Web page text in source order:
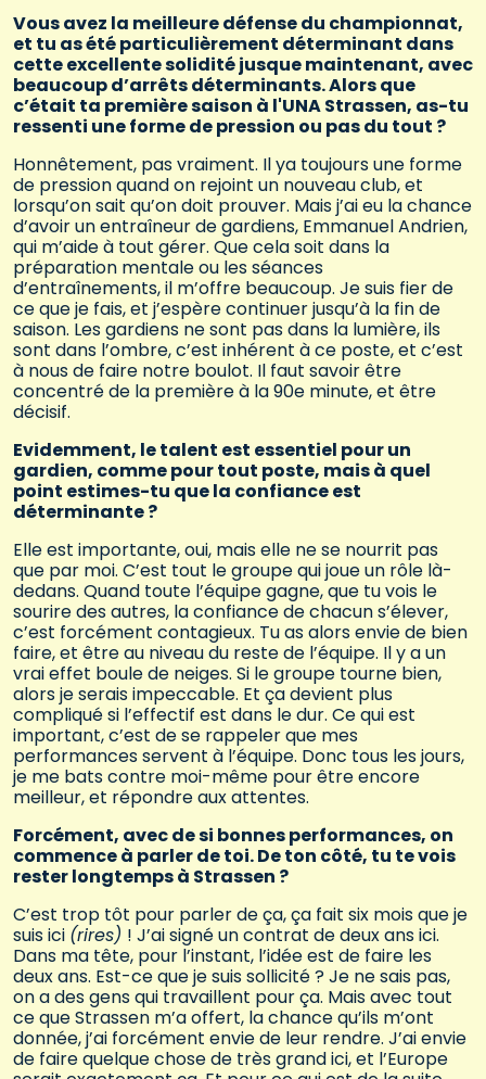
Vous avez la meilleure défense du championnat,
et tu as été particulièrement déterminant dans
cette excellente solidité jusque maintenant, avec
beaucoup d’arrêts déterminants. Alors que
c’était ta première saison à l'UNA Strassen, as-tu
ressenti une forme de pression ou pas du tout ?
Honnêtement, pas vraiment. Il ya toujours une forme
de pression quand on rejoint un nouveau club, et
lorsqu’on sait qu’on doit prouver. Mais j’ai eu la chance
d’avoir un entraîneur de gardiens, Emmanuel Andrien,
qui m’aide à tout gérer. Que cela soit dans la
préparation mentale ou les séances
d’entraînements, il m’offre beaucoup. Je suis fier de
ce que je fais, et j’espère continuer jusqu’à la fin de
saison. Les gardiens ne sont pas dans la lumière, ils
sont dans l’ombre, c’est inhérent à ce poste, et c’est
à nous de faire notre boulot. Il faut savoir être
concentré de la première à la 90e minute, et être
décisif.
Evidemment, le talent est essentiel pour un
gardien, comme pour tout poste, mais à quel
point estimes-tu que la confiance est
déterminante ?
Elle est importante, oui, mais elle ne se nourrit pas
que par moi. C’est tout le groupe qui joue un rôle là-
dedans. Quand toute l’équipe gagne, que tu vois le
sourire des autres, la confiance de chacun s’élever,
c’est forcément contagieux. Tu as alors envie de bien
faire, et être au niveau du reste de l’équipe. Il y a un
vrai effet boule de neiges. Si le groupe tourne bien,
alors je serais impeccable. Et ça devient plus
compliqué si l’effectif est dans le dur. Ce qui est
important, c’est de se rappeler que mes
performances servent à l’équipe. Donc tous les jours,
je me bats contre moi-même pour être encore
meilleur, et répondre aux attentes.
Forcément, avec de si bonnes performances, on
commence à parler de toi. De ton côté, tu te vois
rester longtemps à Strassen ?
C’est trop tôt pour parler de ça, ça fait six mois que je
suis ici (rires) ! J’ai signé un contrat de deux ans ici.
Dans ma tête, pour l’instant, l’idée est de faire les
deux ans. Est-ce que je suis sollicité ? Je ne sais pas,
on a des gens qui travaillent pour ça. Mais avec tout
ce que Strassen m’a offert, la chance qu’ils m’ont
donnée, j’ai forcément envie de leur rendre. J’ai envie
de faire quelque chose de très grand ici, et l’Europe